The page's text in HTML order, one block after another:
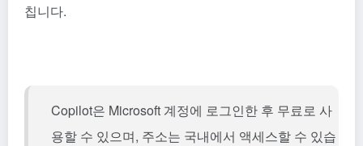
칩니다.
Copilot은 Microsoft 계정에 로그인한 후 무료로 사
용할 수 있으며, 주소는 국내에서 액세스할 수 있습